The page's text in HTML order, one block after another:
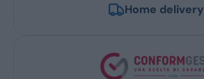
Home delivery